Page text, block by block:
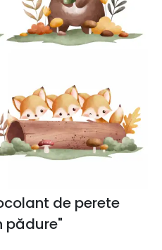
de perete
pădure"